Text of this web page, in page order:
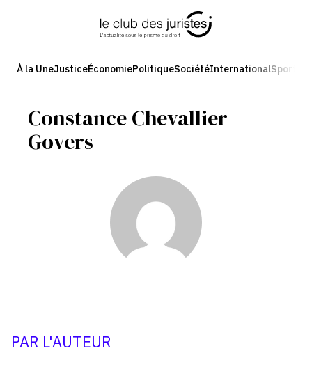
À la UneJusticeÉconomiePolitiqueSociétéInternationalSport
Constance Chevallier-
Govers
PAR L'AUTEUR